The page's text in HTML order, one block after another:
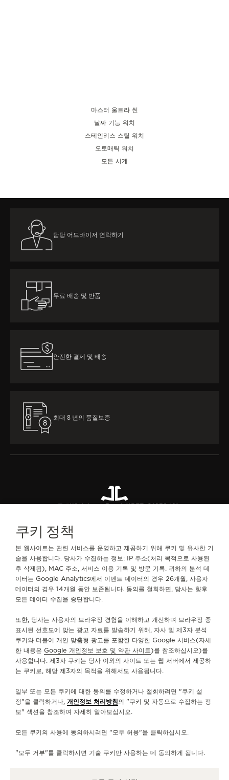
마스터 울트라 씬
날짜 기능 워치
스테인리스 스틸 워치
오토매틱 워치
모든 시계
담당 어드바이저 연락하기
무료 배송 및 반품
안전한 결제 및 배송
최대 8 년의 품질보증
모든 컬렉션마스터 울트라 씬REF. Q1238421
팔로우하기
예거 르쿨트르 인스타그램 페이지 바로가기
예거 르쿨트르 LINKEDIN 페이지 바로가기
예거 르쿨트르 페이스북 페이지로 이동
예거 르쿨트르 YOUTUBE 페이지로 이동
예거 르쿨트르 트위터 페이지로 이
예거 르쿨트르
KAKAO
뉴스레터 구독하기
서비스
문의하기
쿠키 정책
본 웹사이트는 관련 서비스를 운영하고 제공하기 위해 쿠키 및 유사한 기
술을 사용합니다. 당사가 수집하는 정보: IP 주소(처리 목적으로 사용된
후 삭제됨), MAC 주소, 서비스 이용 기록 및 방문 기록. 귀하의 분석 데
이터는 Google Analytics에서 이벤트 데이터의 경우 26개월, 사용자
데이터의 경우 14개월 동안 보존됩니다. 동의를 철회하면, 당사는 향후
모든 데이터 수집을 중단합니다.
또한, 당사는 사용자의 브라우징 경험을 이해하고 개선하며 브라우징 중
표시된 선호도에 맞는 광고 자료를 발송하기 위해, 자사 및 제3자 분석
쿠키와 더불어 개인 맞춤형 광고를 포함한 다양한 Google 서비스(자세
한 내용은 Google 개인정보 보호 및 약관 사이트)를 참조하십시오)를
사용합니다. 제3자 쿠키는 당사 이외의 사이트 또는 웹 서버에서 제공하
는 쿠키로, 해당 제3자의 목적을 위해서도 사용됩니다.
일부 또는 모든 쿠키에 대한 동의를 수정하거나 철회하려면 "쿠키 설
정"을 클릭하거나, 개인정보 처리방침의 "쿠키 및 자동으로 수집하는 정
보" 섹션을 참조하여 자세히 알아보십시오.
모든 쿠키의 사용에 동의하시려면 "모두 허용"을 클릭하십시오.
"모두 거부"를 클릭하시면 기술 쿠키만 사용하는 데 동의하게 됩니다.